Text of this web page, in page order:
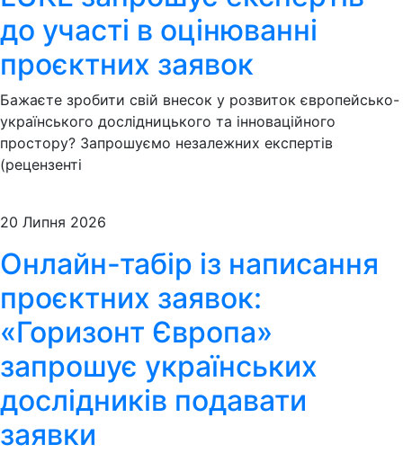
до участі в оцінюванні
проєктних заявок
Бажаєте зробити свій внесок у розвиток європейсько-
українського дослідницького та інноваційного
простору? Запрошуємо незалежних експертів
(рецензенті
20 Липня 2026
Онлайн-табір із написання
проєктних заявок:
«Горизонт Європа»
запрошує українських
дослідників подавати
заявки